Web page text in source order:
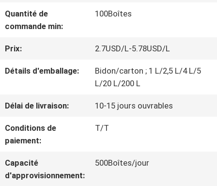
LA
QUALITÉ
Quantité de
commande min:
100Boîtes
Prix: 2.7USD/L-5.78USD/L
Détails d'emballage:
Bidon/carton ; 1 L/2,5 L/4 L/5
L/20 L/200 L
Délai de livraison: 10-15 jours ouvrables
Conditions de
paiement:
T/T
Capacité
d'approvisionnement:
500Boîtes/jour